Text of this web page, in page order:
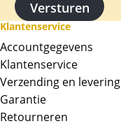
Klantenservice
Accountgegevens
Klantenservice
Verzending en levering
Garantie
Retourneren